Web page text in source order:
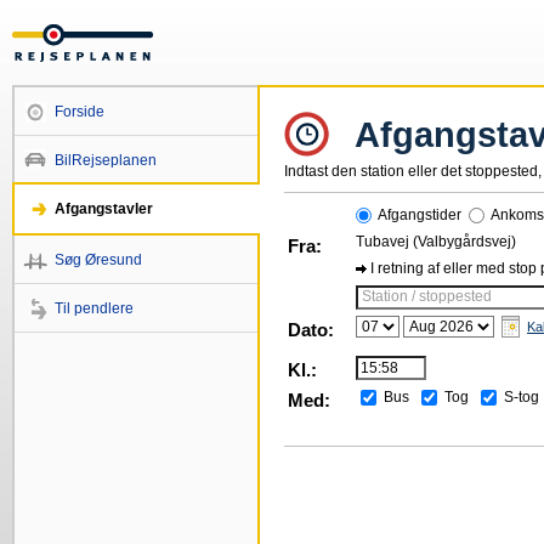
Forside
BilRejseplanen
Afgangstavler
Søg Øresund
Til pendlere
Indtast den station eller det
Afgangstider
Fra:
Tubavej (Valbygårdsvej)
I retning af eller med stop
Station / stoppested
Dato:
Kl.:
Med:
Bus Tog S-tog